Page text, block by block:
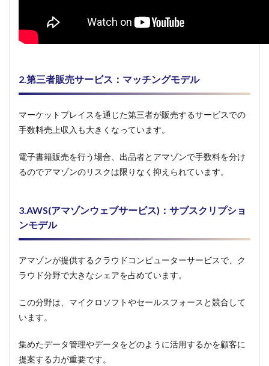
2.第三者販売サービス：マッチングモデル
マーケットプレイスを通じた第三者が販売するサービスでの
手数料売上収入も大きくなっています。
電子書籍販売を行う場合、出品者とアマゾンで手数料を分け
るのでアマゾンのリスクは限りなく抑えられています。
3.AWS(アマゾンウェブサービス)：サブスクリプショ
ンモデル
アマゾンが提供するクラウドコンピューターサービスで、ク
ラウド分野で大きなシェアを占めています。
この分野は、マイクロソフトやセールスフォースと競合して
います。
集めたデータ管理やデータをどのように活用するかを顧客に
提案する力が重要です。